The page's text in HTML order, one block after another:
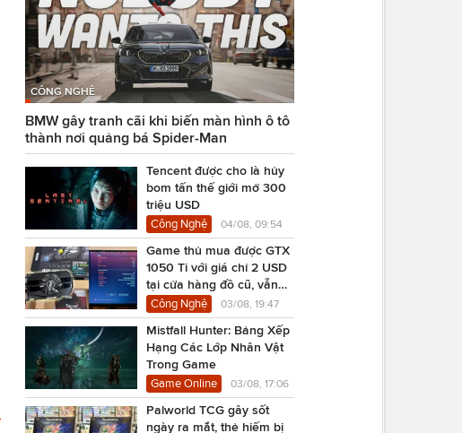
CÔNG NGHỆ
BMW gây tranh cãi khi biến màn hình ô tô
thành nơi quảng bá Spider-Man
Tencent được cho là hủy
bom tấn thế giới mở 300
triệu USD
Công Nghệ 04/08, 09:54
Game thủ mua được GTX
1050 Ti với giá chỉ 2 USD
tại cửa hàng đồ cũ, vẫn
chạy Cyberpunk 2077
Công Nghệ 03/08, 19:47
Mistfall Hunter: Bảng Xếp
Hạng Các Lớp Nhân Vật
Trong Game
Game Online 03/08, 17:06
Palworld TCG gây sốt
ngày ra mắt, thẻ hiếm bị